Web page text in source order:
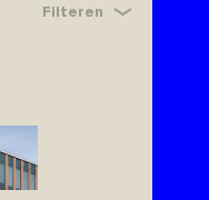
Filteren